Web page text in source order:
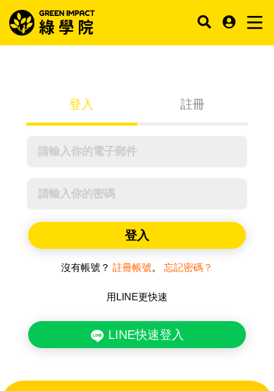
登入 註冊
登入
沒有帳號？ 註冊帳號。 忘記密碼？
用LINE更快速
LINE快速登入